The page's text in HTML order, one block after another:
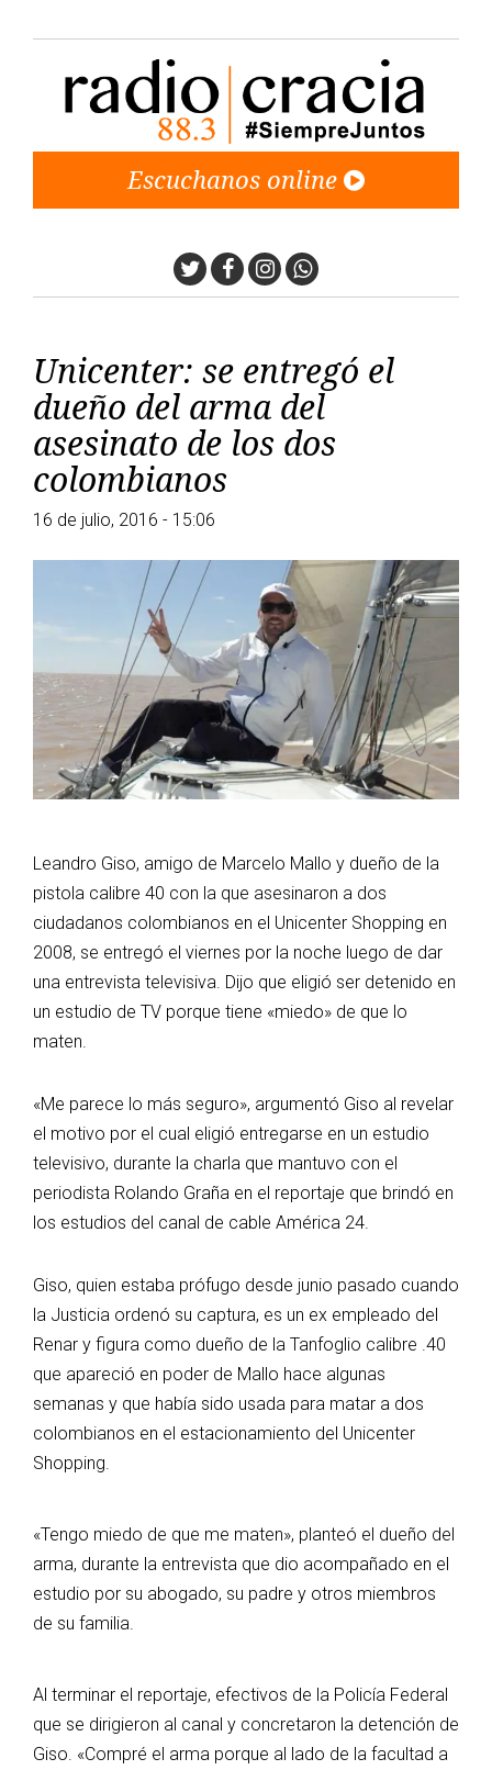
Escuchanos online
TwitterFacebook
Instagram
Whatsapp
Unicenter: se entregó el
dueño del arma del
asesinato de los dos
colombianos
16 de julio, 2016 - 15:06
Leandro Giso, amigo de Marcelo Mallo y dueño de la
pistola calibre 40 con la que asesinaron a dos
ciudadanos colombianos en el Unicenter Shopping en
2008, se entregó el viernes por la noche luego de dar
una entrevista televisiva. Dijo que eligió ser detenido en
un estudio de TV porque tiene «miedo» de que lo
maten.
«Me parece lo más seguro», argumentó Giso al revelar
el motivo por el cual eligió entregarse en un estudio
televisivo, durante la charla que mantuvo con el
periodista Rolando Graña en el reportaje que brindó en
los estudios del canal de cable América 24.
Giso, quien estaba prófugo desde junio pasado cuando
la Justicia ordenó su captura, es un ex empleado del
Renar y figura como dueño de la Tanfoglio calibre .40
que apareció en poder de Mallo hace algunas
semanas y que había sido usada para matar a dos
colombianos en el estacionamiento del Unicenter
Shopping.
«Tengo miedo de que me maten», planteó el dueño del
arma, durante la entrevista que dio acompañado en el
estudio por su abogado, su padre y otros miembros
de su familia.
Al terminar el reportaje, efectivos de la Policía Federal
que se dirigieron al canal y concretaron la detención de
Giso. «Compré el arma porque al lado de la facultad a